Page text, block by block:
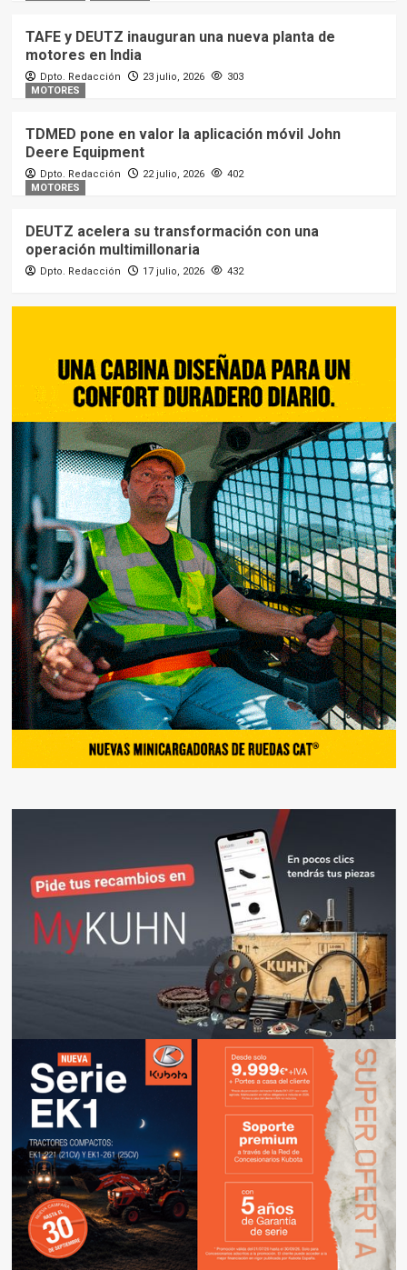
TAFE y DEUTZ inauguran una nueva planta de
motores en India
Dpto. Redacción 23 julio, 2026
303
MOTORES
TDMED pone en valor la aplicación móvil John
Deere Equipment
Dpto. Redacción 22 julio, 2026
402
MOTORES
DEUTZ acelera su transformación con una
operación multimillonaria
Dpto. Redacción 17 julio, 2026 432